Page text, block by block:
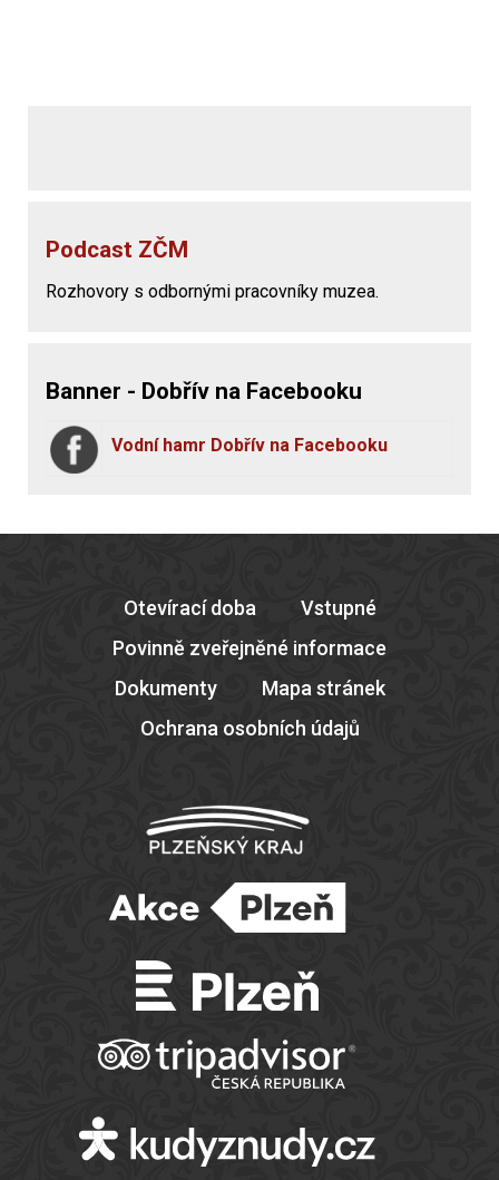
Podcast ZČM
Rozhovory s odbornými pracovníky muzea.
Banner - Dobřív na Facebooku
Vodní hamr Dobřív na Facebooku
Otevírací doba
Vstupné
Povinně zveřejněné informace
Dokumenty
Mapa stránek
Ochrana osobních údajů